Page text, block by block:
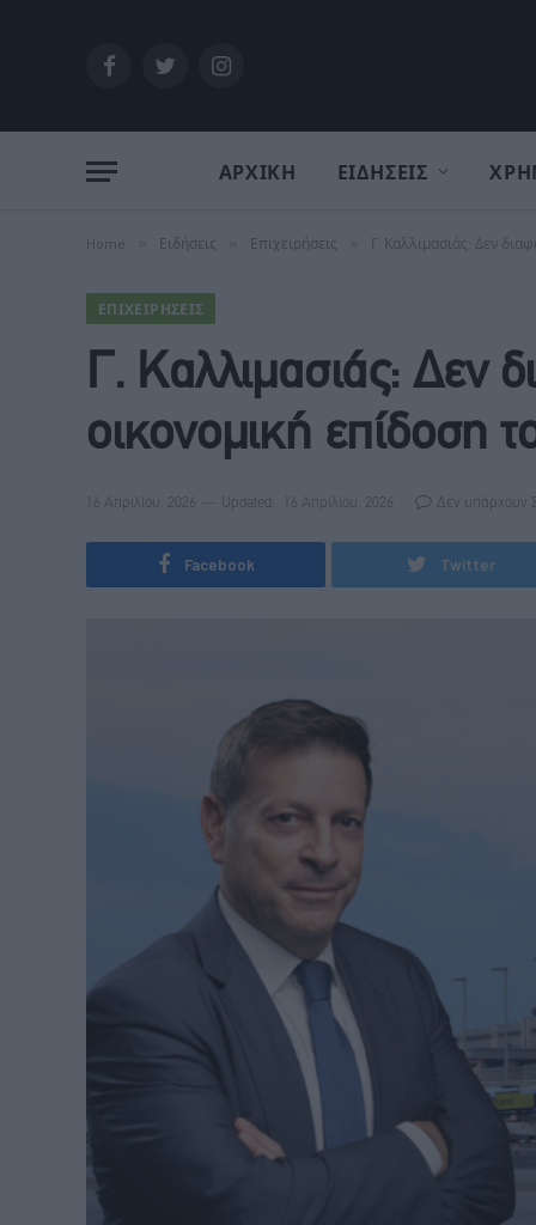
FacebookTwitterInstagram
ΑΡΧΙΚΗ ΕΙΔΗΣΕΙΣ
Home Ειδήσεις Επιχειρήσεις Γ. Καλλιμασιάς: Δεν
ΕΠΙΧΕΙΡΉΣΕΙΣ
Γ. Καλλιμασιάς: Δεν
οικονομική επίδοση
16 Απριλίου, 2026 Updated: 16 Απριλίου, 2026 Δεν υπάρχουν
Facebook Twitter